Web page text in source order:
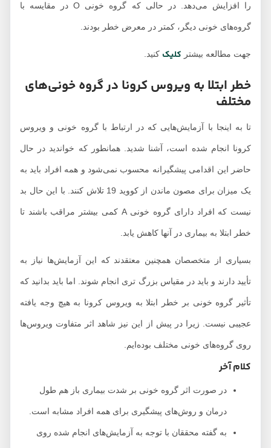
را افزایش می‌دهد. در حالی که گروه خونی O در مقایسه با
گروه‌های خونی دیگر، کمتر در معرض خطر بودند.
جهت مطالعه بیشترکلیککنید.
خطر ابتلا به ویروس کرونا در گروه خونی‌های
مختلف
تا به اینجا با آزمایش‌هایی که در ارتباط با گروه خونی و ویروس
کرونا انجام شده است، آشنا شدید. همانطور که خواندید در حال
حاضر این اقدامی پیشگیرانه محسوب نمی‌شود و همه افراد باید به
یک میزان برای مصون ماندن از کووید 19 تلاش کنند. با این حال بد
نیست که افراد دارای گروه خونی A کمی بیشتر مراقب باشند تا
خطر ابتلا به بیماری در آنها کاهش یابد.
بسیاری از متخصصان همچنین معتقدند که این آزمایش‌ها نیاز به
تأیید دارند و باید در مقیاس بزرگ تری انجام شوند. اما باید بدانید که
تأثیر گروه خونی بر خطر ابتلا به ویروس کرونا به هیچ وجه یافته
عجیبی نیست. زیرا در پیش از این نیز شاهد اثر متفاوت ویروس‌ها
روی گروه‌های خونی مختلف بوده‌ایم.
کلام آخر
در صورت اثر گروه خونی بر شدت بیماری باز هم طول
درمان و روش‌های پیشگیری برای همه افراد مشابه است.
به گفته محققان با توجه به آزمایش‌های انجام شده روی